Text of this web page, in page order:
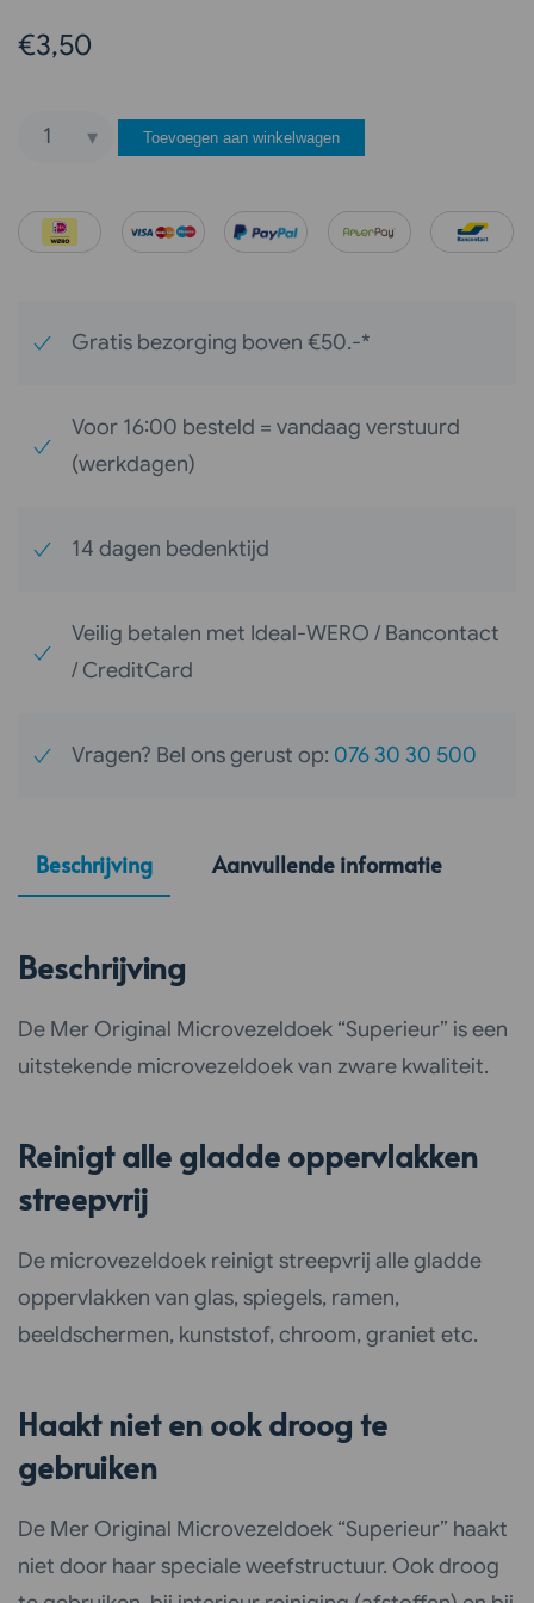
€3,50
Microvezeldoek
Toevoegen aan winkelwagen
Gratis bezorging boven €50.-*
Voor 16:00 besteld = vandaag verstuurd
(werkdagen)
14 dagen bedenktijd
Veilig betalen met Ideal-WERO / Bancontact
/ CreditCard
Vragen? Bel ons gerust op: 076 30 30 500
Beschrijving Aanvullende informatie
Beschrijving
De Mer Original Microvezeldoek “Superieur” is een
uitstekende microvezeldoek van zware kwaliteit.
Reinigt alle gladde oppervlakken
streepvrij
De microvezeldoek reinigt streepvrij alle gladde
oppervlakken van glas, spiegels, ramen,
beeldschermen, kunststof, chroom, graniet etc.
Haakt niet en ook droog te
gebruiken
De Mer Original Microvezeldoek “Superieur” haakt
niet door haar speciale weefstructuur. Ook droog